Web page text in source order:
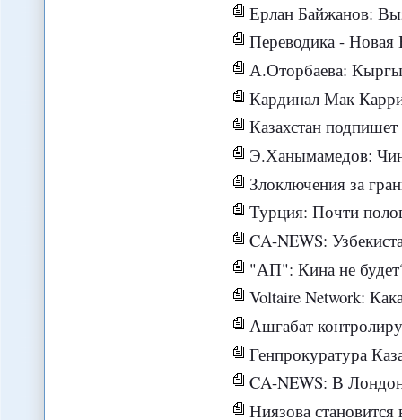
Ерлан Байжанов:
Переводика - Новая
А.Оторбаева:
Кардинал Мак Каррик: В
Казахстан
Э.Ханымамедов:
Злоключения за границей, или Не
Турция: Почти половина
CA-NEWS: Узбекистан заявил, что
"АП": Кина не будет? У
Voltaire Network: Какая есть связь между Грэмом
Ашгабат
Генпрокуратура Казахстана: Семья
CA-NEWS: В Лондоне
Ниязова